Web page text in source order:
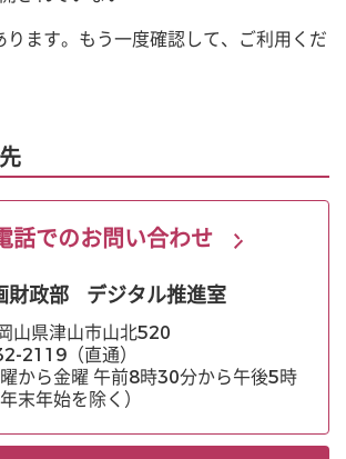
ります。もう一度確認して、ご利用くだ
話でのお問い合わせ
財政部 デジタル推進室
山県津山市山北520
2119（直通）
から金曜 午前8時30分から午後5時
末年始を除く）